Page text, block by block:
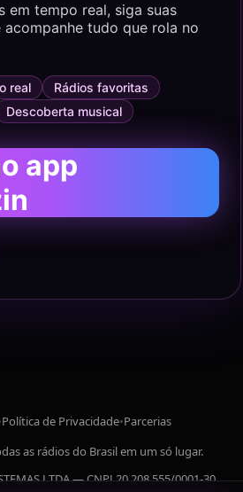
em tempo real, siga suas
tudo que rola no
real
Rádios favoritas
Descoberta musical
app
Política de Privacidade•Parcerias
as rádios do Brasil em um só lugar.
LTDA — CNPJ 20.208.555/0001-30